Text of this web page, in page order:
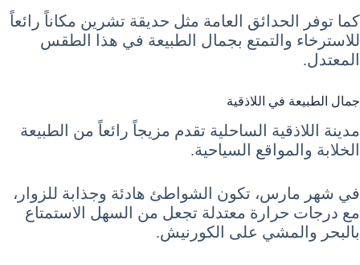
كما توفر الحدائق العامة مثل حديقة تشرين مكاناً رائعاً
للاسترخاء والتمتع بجمال الطبيعة في هذا الطقس
المعتدل.
جمال الطبيعة في اللاذقية
مدينة اللاذقية الساحلية تقدم مزيجاً رائعاً من الطبيعة
الخلابة والمواقع السياحية.
في شهر مارس، تكون الشواطئ هادئة وجذابة للزوار،
مع درجات حرارة معتدلة تجعل من السهل الاستمتاع
بالبحر والمشي على الكورنيش.